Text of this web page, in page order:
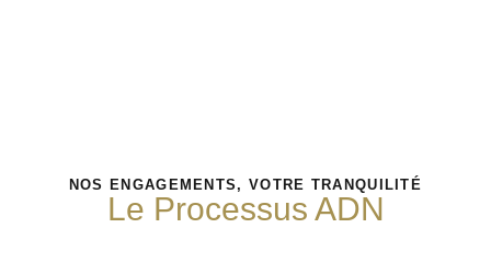
NOS ENGAGEMENTS, VOTRE TRANQUILITÉ
Le Processus ADN